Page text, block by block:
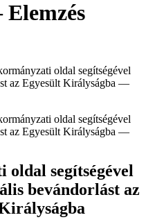
oldal segítségével
bevándorlást az